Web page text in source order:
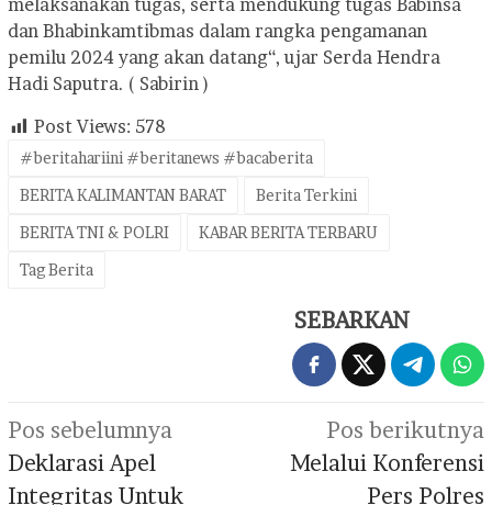
dan Bhabinkamtibmas dalam rangka pengamanan
pemilu 2024 yang akan datang“, ujar Serda Hendra
Hadi Saputra. ( Sabirin )
Post Views: 578
#beritahariini #beritanews #bacaberita
BERITA KALIMANTAN BARAT
Berita Terkini
BERITA TNI & POLRI
KABAR BERITA TERBARU
Tag Berita
SEBARKAN
Navigasi
pos
Pos sebelumnya
Deklarasi Apel
Integritas Untuk
Pos berikutnya
Melalui Konferensi
Pers Polres